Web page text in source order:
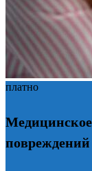
платно
Медицинское
повреждений